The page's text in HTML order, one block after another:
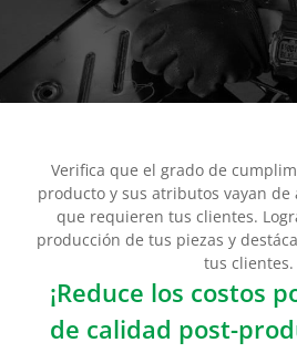
Verifica que el grado de
producto y sus atributos vayan
que requieren tus clientes.
producción de tus piezas y
tus clientes.
¡Reduce los costos
de calidad post-